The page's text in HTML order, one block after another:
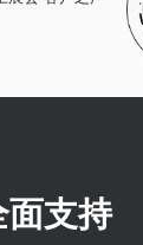
支持